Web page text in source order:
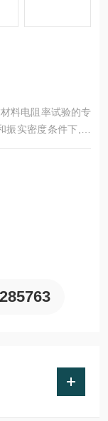
料电阻率试验的专
实密度条件下,所
求在规定的压力条